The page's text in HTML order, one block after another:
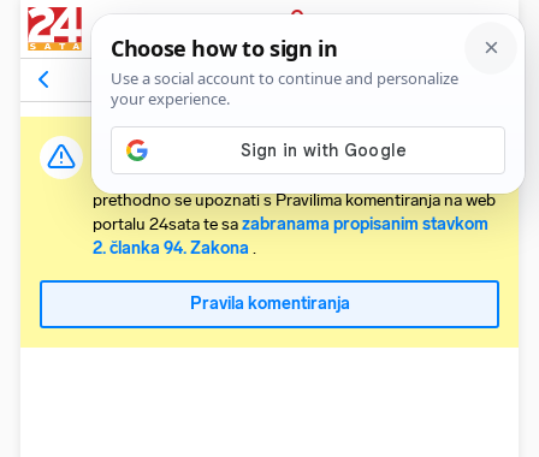
PRIJAVA
Komentari32 Relevantni
Važna obavijest:
Svaki korisnik koji želi komentirati članke obvezan je
prethodno se upoznati s Pravilima komentiranja na web
portalu 24sata te sazabranama propisanim stavkom
2. članka 94. Zakona .
Pravila komentiranja